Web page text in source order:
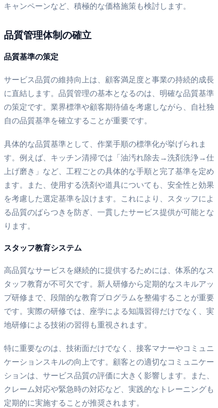
キャンペーンなど、積極的な価格施策も検討します。
品質管理体制の確立
品質基準の策定
サービス品質の維持向上は、顧客満足度と事業の持続的成長
に直結します。品質管理の基本となるのは、明確な品質基準
の策定です。業界標準や顧客期待値を考慮しながら、自社独
自の品質基準を確立することが重要です。
具体的な品質基準として、作業手順の標準化が挙げられま
す。例えば、キッチン清掃では「油汚れ除去→洗剤洗浄→仕
上げ磨き」など、工程ごとの具体的な手順と完了基準を定め
ます。また、使用する洗剤や道具についても、安全性と効果
を考慮した選定基準を設けます。これにより、スタッフによ
る品質のばらつきを防ぎ、一貫したサービス提供が可能とな
ります。
スタッフ教育システム
高品質なサービスを継続的に提供するためには、体系的なス
タッフ教育が不可欠です。新人研修から定期的なスキルアッ
プ研修まで、段階的な教育プログラムを整備することが重要
です。実際の研修では、座学による知識習得だけでなく、実
地研修による技術の習得も重視されます。
特に重要なのは、技術面だけでなく、接客マナーやコミュニ
ケーションスキルの向上です。顧客との適切なコミュニケー
ションは、サービス品質の評価に大きく影響します。また、
クレーム対応や緊急時の対応など、実践的なトレーニングも
定期的に実施することが推奨されます。